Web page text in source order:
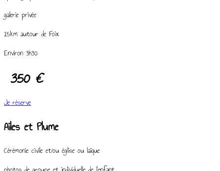
galerie privée
15km autour de Foix
Environ 3h30
350 €
Je réserve
Ailes et Plume
Cérémonie civile et/ou église ou laïque